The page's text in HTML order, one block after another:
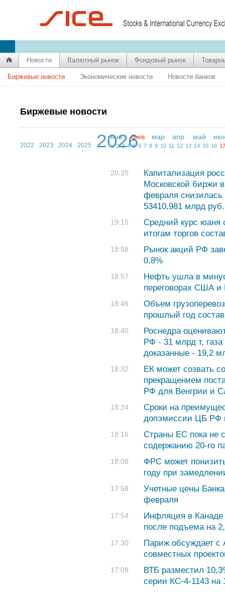
Новости Валютный рынок Фондовый рынок
Биржевые новости Экономические новости Новости банков
Биржевые новости
2022 2023 2024 2025 2026
янв фев мар апр май
1 2 3 4 5 6 7 8 9 10 11 12 13 14 15 16 17
20:20
Капитализация
Московской биржи
февраля снизилась
53410,981 млрд руб.
19:15
Средний курс юаня
итогам торгов
18:58
Рынок акций РФ
0,8%
18:57
Нефть ушла в
переговорах США и
18:46
Объем
прошлый год
18:40
Роснедра
РФ - 31 млрд т,
доказанные - 19,2
18:32
ЕК может созвать
прекращением
РФ для Венгрии и
18:24
Сроки на
допэмиссии ЦБ РФ
18:16
Страны ЕС пока не
содержанию 20-го
18:08
ФРС может
году при
17:58
Учетные цены
февраля
17:54
Инфляция в Канаде
после подъема на
17:30
Париж обсуждает с
совместных
17:09
ВТБ разместил
серии КС-4-1143 на